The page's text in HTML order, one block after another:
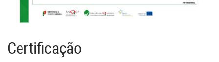
Certificação